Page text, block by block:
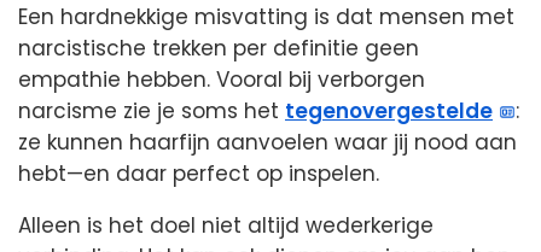
Een hardnekkige misvatting is dat mensen met
narcistische trekken per definitie geen
empathie hebben. Vooral bij verborgen
narcisme zie je soms het tegenovergestelde
:
ze kunnen haarfijn aanvoelen waar jij nood aan
hebt—en daar perfect op inspelen.
Alleen is het doel niet altijd wederkerige